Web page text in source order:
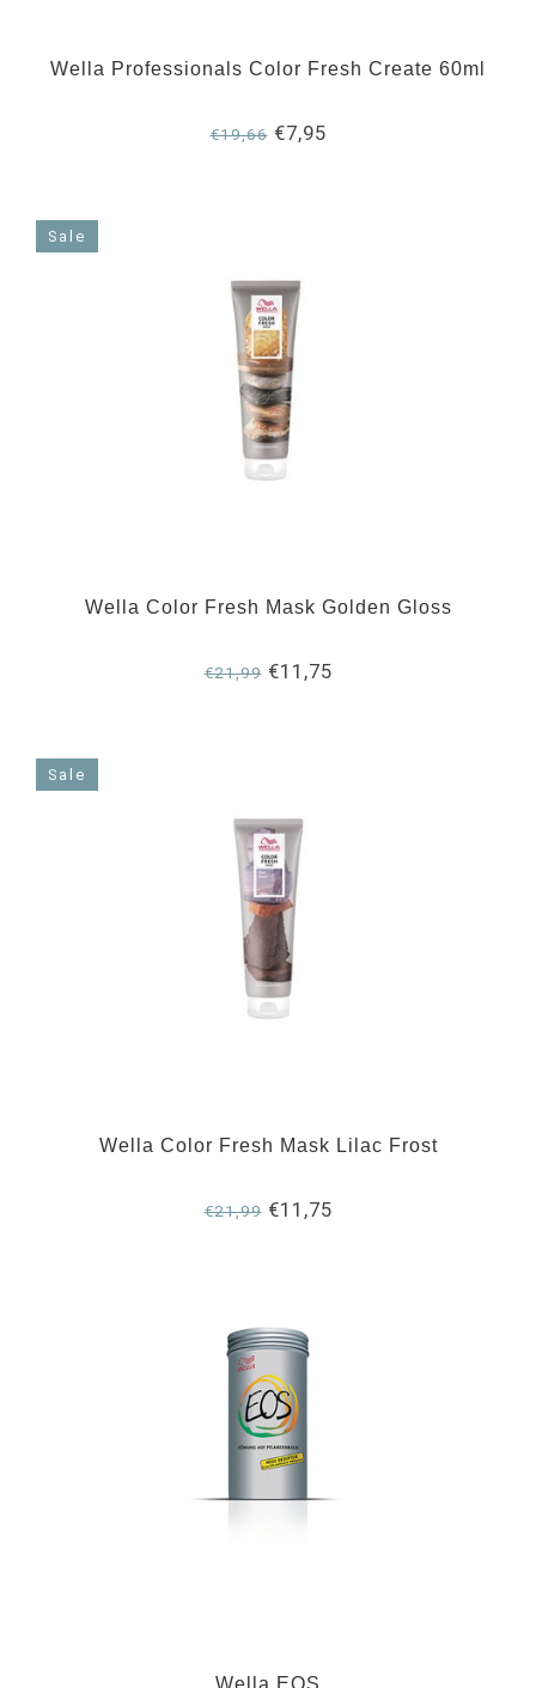
Wella Professionals Color Fresh Create 60ml
€19,66€7,95
Sale
Wella Color Fresh Mask Golden Gloss
€21,99€11,75
Sale
Wella Color Fresh Mask Lilac Frost
€21,99€11,75
Wella EOS